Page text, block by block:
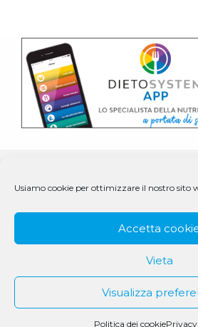
Usiamo cookie per ottimizzare il nostro sito
Accetta
Vieta
Visualizza
Politica dei cookie
© 1979 - 2025 DS Medigroup S.r.l. a
07979550154